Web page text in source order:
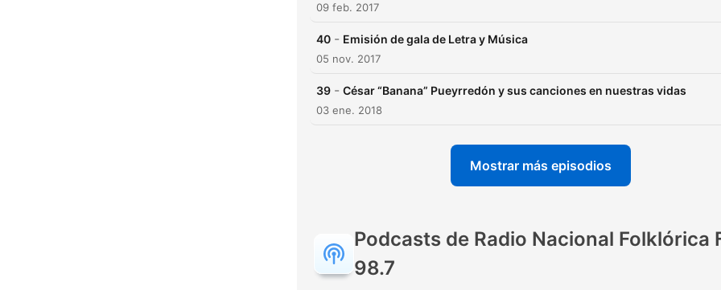
09 feb. 2017
40 - Emisión de gala de Letra y Música
05 nov. 2017
39 - César “Banana” Pueyrredón y sus canciones en nuestras vidas
03 ene. 2018
Mostrar más episodios
Podcasts de Radio Nacional Folklórica
98.7